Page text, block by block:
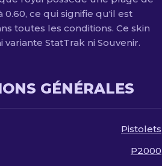
0.60, ce qui signifie qu'il est
toutes les conditions. Ce skin
variante StatTrak ni Souvenir.
GÉNÉRALES
Pistolets
P2000